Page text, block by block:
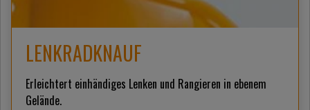
LENKRADKNAUF
Erleichtert einhändiges Lenken und Rangieren in ebenem
Gelände.